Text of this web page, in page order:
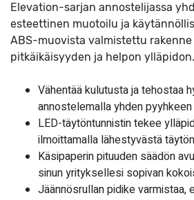
Elevation-sarjan annostelijassa
esteettinen muotoilu ja
ABS-muovista valmistettu rakenne
pitkäikäisyyden ja helpon ylläpidon.
Vähentää kulutusta ja tehostaa
annostelemalla yhden
LED-täytöntunnistin tekee
ilmoittamalla lähestyvästä
Käsipaperin pituuden säädön
sinun yrityksellesi sopivan
Jäännösrullan pidike varmistaa,